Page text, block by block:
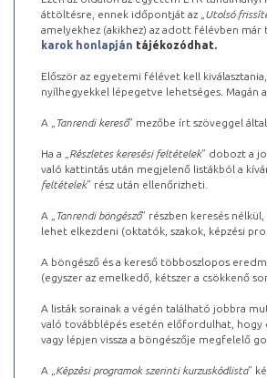
áttöltésre, ennek időpontját az „ Utolsó
amelyekhez (akikhez) az adott félévben
karok honlapján tájékozódhat.
Először az egyetemi félévet kell kiválasztania,
nyílhegyekkel lépegetve lehetséges.
A „ Tanrendi kereső” mezőbe írt szöveggel
Ha a „ Részletes keresési feltételek” dobozt a
való kattintás után megjelenő listákból a
feltételek” rész után ellenőrizheti.
A „ Tanrendi böngésző” részben keresés
lehet elkezdeni (oktatók, szakok, képzési
A böngésző és a kereső többoszlopos
(egyszer az emelkedő, kétszer a csökkenő
A listák sorainak a végén található jobbra
való továbblépés esetén előfordulhat, hogy
vagy lépjen vissza a böngészője megfelelő
A „ Képzési programok szerinti kurzuskódlista”